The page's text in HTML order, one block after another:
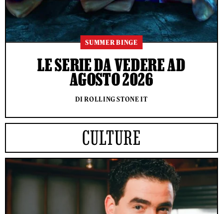
SUMMER BINGE
LE SERIE DA VEDERE AD
AGOSTO 2026
DI ROLLING STONE IT
CULTURE